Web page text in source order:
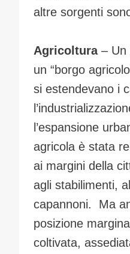
altre sorgenti
Agricoltura– Un
un “borgo
si estendevano i
l’espansione
agricola è stata
ai margini della
agli stabilimenti,
capannoni. Ma
posizione
coltivata,